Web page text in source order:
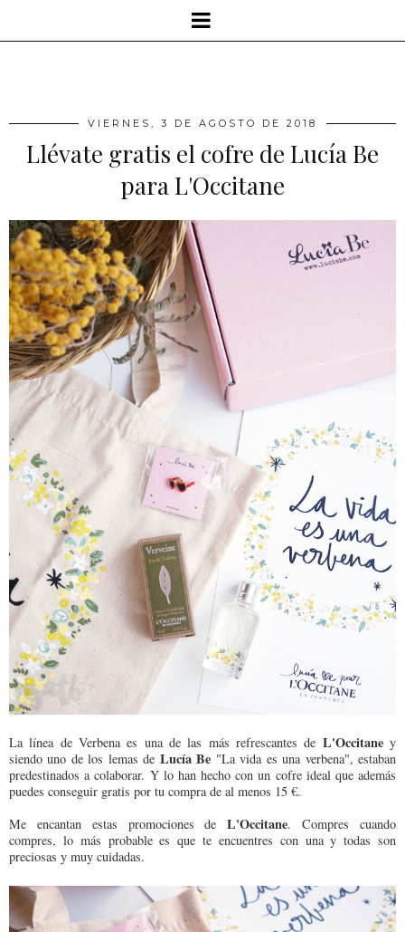
VIERNES, 3 DE AGOSTO DE 2018
Llévate gratis el cofre de Lucía Be
para L'Occitane
La línea de Verbena es una de las más refrescantes de L'Occitaney
siendo uno de los lemas de Lucía Be "La vida es una verbena", estaban
predestinados a colaborar. Y lo han hecho con un cofre ideal que además
puedes conseguir gratis por tu compra de al menos 15 €.
Me encantan estas promociones deL'Occitane. Compres cuando
compres, lo más probable es que te encuentres con una y todas son
preciosas y muy cuidadas.